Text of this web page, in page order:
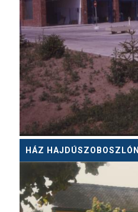
HÁZ HAJDÚSZOBOSZLÓN